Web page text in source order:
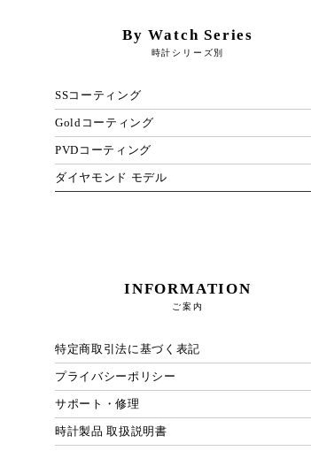
By Watch Series
時計シリーズ別
SSコーティング
Goldコーティング
PVDコーティング
ダイヤモンド モデル
INFORMATION
ご案内
特定商取引法に基づく表記
プライバシーポリシー
サポート・修理
時計製品 取扱説明書